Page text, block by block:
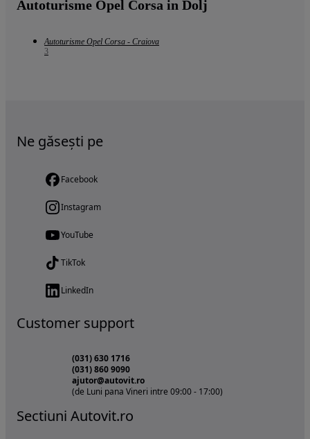
Autoturisme Opel Corsa in Dolj
Autoturisme Opel Corsa - Craiova
3
Ne găsești pe
Facebook
Instagram
YouTube
TikTok
LinkedIn
Customer support
(031) 630 1716
(031) 860 9090
ajutor@autovit.ro
(de Luni pana Vineri intre 09:00 - 17:00)
Sectiuni Autovit.ro